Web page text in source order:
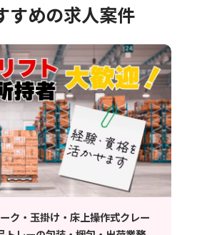
すめの求人案件
ク・玉掛け・床上操作式クレー